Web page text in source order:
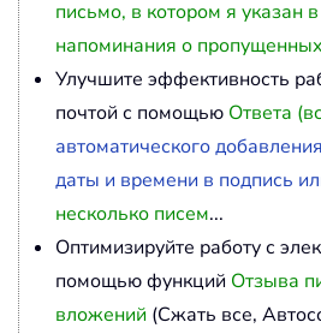
письмо, в котором я указан
напоминания о
Улучшите эффективность
почтой с помощью Ответа
автоматического
даты и времени в подпись
несколько писем...
Оптимизируйте работу с
помощью функций Отзыва
вложений (Сжать все,